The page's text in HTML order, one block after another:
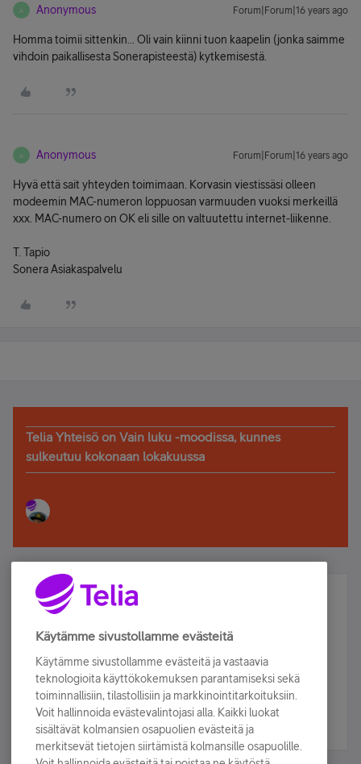
A Anonymous Forum|Forum|16 years ago
Homma toimii sittenkin... Oli vain kiinni tuon kaapelin (jonka saimme
vihdoin paikallisesta Sonerapisteestä) kytkemisestä.
A Anonymous Forum|Forum|16 years ago
Hyvä että sait yhteyden toimimaan. Korvasin viestissäsi olleen
modeemin MAC-numeron loppuosan varmuuden vuoksi merkeillä
xxx. MAC-numero on OK eli sille on valtuutettu internet-liikenne.
T. Tapio
Sonera Asiakaspalvelu
Telia Yhteisö on Vain luku -moodissa, kunnes
sulkeutuu kokonaan lokakuussa
Älä jää paitsi – osallistu ja voita!
Tilaa Telian uutiskirje ja olet mukana arvonnassa.
sähköpostiisi.
Tilaa nyt
Käytämme sivustollamme evästeitä
Käytämme sivustollamme evästeitä ja vastaavia
teknologioita käyttökokemuksen parantamiseksi sekä
toiminnallisiin, tilastollisiin ja markkinointitarkoituksiin.
Voit hallinnoida evästevalintojasi alla. Kaikki luokat
sisältävät kolmansien osapuolien evästeitä ja
merkitsevät tietojen siirtämistä kolmansille osapuolille.